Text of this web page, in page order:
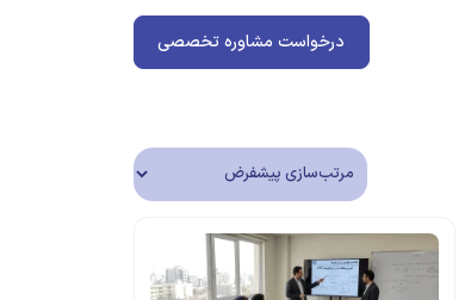
درخواست مشاوره تخصصی